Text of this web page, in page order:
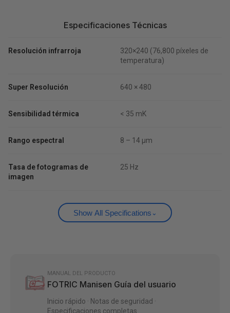
Especificaciones Técnicas
Resolución infrarroja
320×240 (76,800 píxeles de
temperatura)
Super Resolución 640 × 480
Sensibilidad térmica < 35 mK
Rango espectral 8 – 14 μm
Tasa de fotogramas de
imagen
25 Hz
Show All Specifications ⌄
MANUAL DEL PRODUCTO
FOTRIC Manisen Guía del usuario
Inicio rápido · Notas de seguridad ·
Especificaciones completas